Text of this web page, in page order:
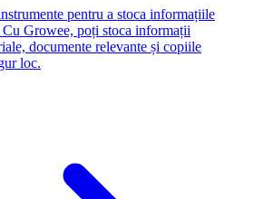
pentru a stoca informațiile
Cu Growee, poți stoca informații
documente relevante și copiile
loc.